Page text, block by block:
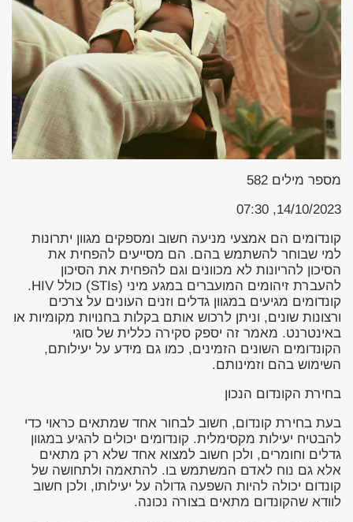
מספר מילים 582
14/10/2023, 07:30
קונדומים הם אמצעי מניעה חשוב ומספקים מגוון יתרונות
למי שבוחר להשתמש בהם. הם מסייעים להפחית את
הסיכון להריונות לא מכוונים וגם להפחית את הסיכון
להעברת זיהומים המועברים במגע מיני (STIs) כולל HIV.
קונדומים מגיעים במגוון גדלים וזנים העונים על צרכים
ורצונות שונים, וניתן לרכוש אותם בקלות בחנויות מקומיות או
באינטרנט. מאמר זה יספק סקירה כללית של סוגי
הקונדומים השונים הזמינים, כמו גם מידע על יעילותם,
השימוש בהם וזמינותם.
בחירת הקונדום הנכון
בעת בחירת קונדום, חשוב לבחור אחד שמתאים כראוי כדי
להבטיח יעילות מקסימלית. קונדומים יכולים להגיע במגוון
גדלים וחומרים, ולכן חשוב למצוא אחד שלא רק מתאים
אלא גם נוח לאדם המשתמש בו. להתאמה ולתחושה של
קונדום יכולה להיות השפעה גדולה על יעילותו, ולכן חשוב
לוודא שהקונדום מתאים בצורה נכונה.